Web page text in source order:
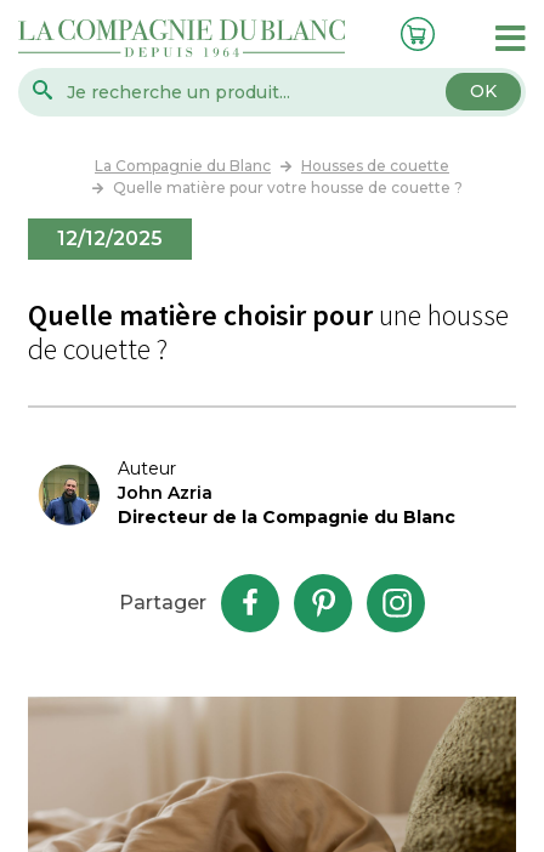
OK
La Compagnie du Blanc
Housses de couette
Quelle matière pour votre housse de couette ?
12/12/2025
Quelle matière choisir pourune housse
de couette ?
Auteur
John Azria
Directeur de la Compagnie du Blanc
Partager